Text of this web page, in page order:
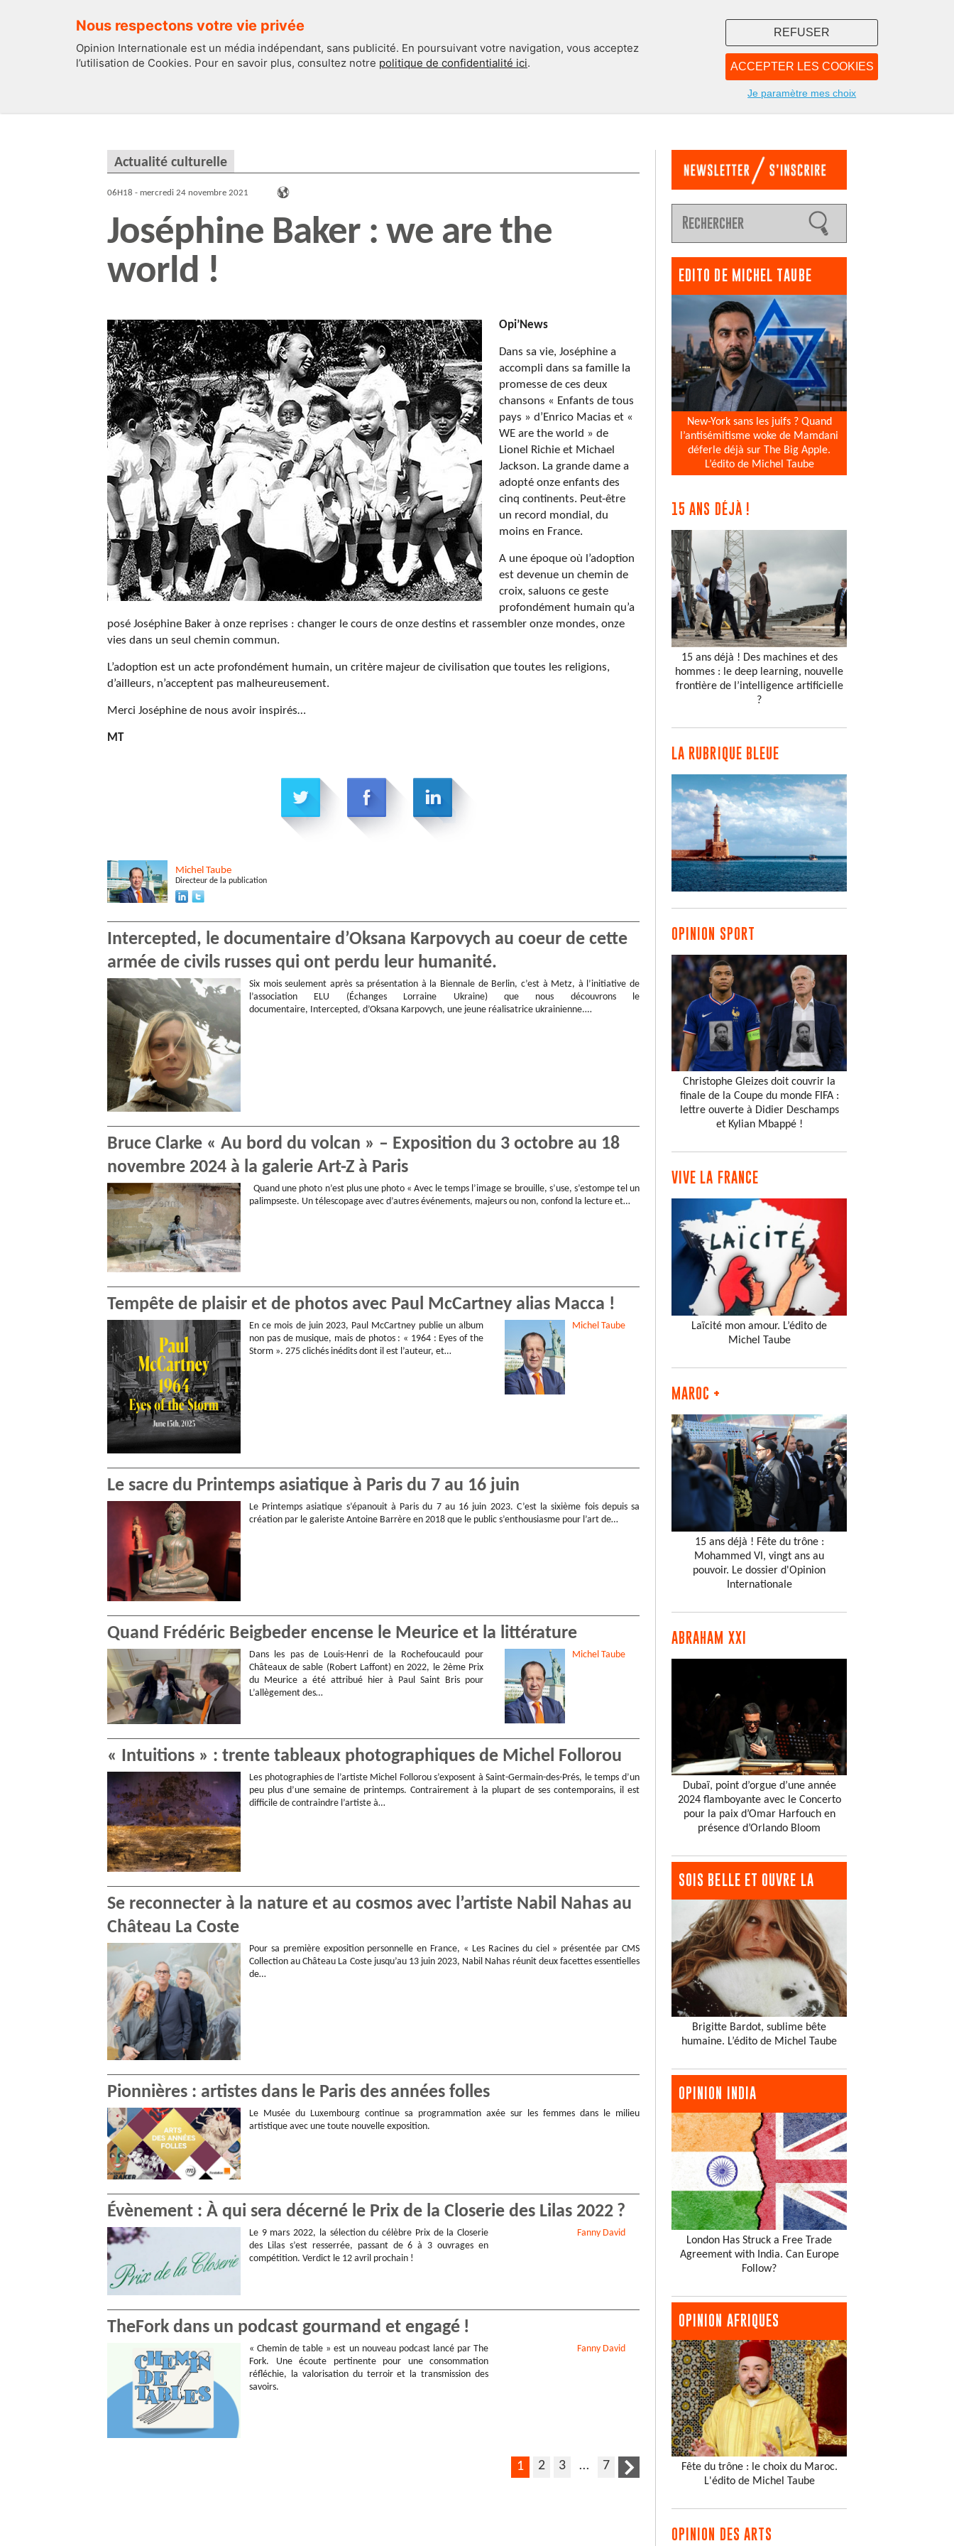
Nous respectons votre vie privée
Opinion Internationale est un média indépendant, sans publicité. En poursuivant votre navigation, vous acceptez
l’utilisation de Cookies. Pour en savoir plus, consultez notre politique de confidentialité ici. ACCEPTER LES COOKIES
REFUSER
Je paramètre mes choix
NOUS
Actualité culturelle
06H18 - mercredi 24 novembre 2021
Joséphine Baker : we are the
world !
Opi’News
Dans sa vie, Joséphine a
accompli dans sa famille la
promesse de ces deux
chansons « Enfants de tous
pays » d’Enrico Macias et «
WE are the world » de
Lionel Richie et Michael
Jackson. La grande dame a
adopté onze enfants des
cinq continents. Peut-être
un record mondial, du
moins en France.
A une époque où l’adoption
est devenue un chemin de
croix, saluons ce geste
profondément humain qu’a
posé Joséphine Baker à onze reprises : changer le cours de onze destins et rassembler onze mondes, onze
vies dans un seul chemin commun.
L’adoption est un acte profondément humain, un critère majeur de civilisation que toutes les religions,
d’ailleurs, n’acceptent pas malheureusement.
Merci Joséphine de nous avoir inspirés…
MT
Michel Taube
Directeur de la publication
Intercepted, le documentaire d’Oksana Karpovych au coeur de cette
armée de civils russes qui ont perdu leur humanité.
Six mois seulement après sa présentation à la Biennale de Berlin, c’est à Metz, à l’initiative de
l’association ELU (Échanges Lorraine Ukraine) que nous découvrons le
documentaire, Intercepted, d’Oksana Karpovych, une jeune réalisatrice ukrainienne.…
Bruce Clarke « Au bord du volcan » – Exposition du 3 octobre au 18
novembre 2024 à la galerie Art-Z à Paris
Quand une photo n’est plus une photo « Avec le temps l’image se brouille, s’use, s’estompe tel un
palimpseste. Un télescopage avec d’autres événements, majeurs ou non, confond la lecture et…
Tempête de plaisir et de photos avec Paul McCartney alias Macca !
En ce mois de juin 2023, Paul McCartney publie un album
non pas de musique, mais de photos : « 1964 : Eyes of the
Storm ». 275 clichés inédits dont il est l’auteur, et…
Michel Taube
Le sacre du Printemps asiatique à Paris du 7 au 16 juin
Le Printemps asiatique s’épanouit à Paris du 7 au 16 juin 2023. C’est la sixième fois depuis sa
création par le galeriste Antoine Barrère en 2018 que le public s’enthousiasme pour l’art de…
Quand Frédéric Beigbeder encense le Meurice et la littérature
Dans les pas de Louis-Henri de la Rochefoucauld pour
Châteaux de sable (Robert Laffont) en 2022, le 2ème Prix
du Meurice a été attribué hier à Paul Saint Bris pour
L’allègement des…
Michel Taube
« Intuitions » : trente tableaux photographiques de Michel Follorou
Les photographies de l’artiste Michel Follorou s’exposent à Saint-Germain-des-Prés, le temps d’un
peu plus d’une semaine de printemps. Contrairement à la plupart de ses contemporains, il est
difficile de contraindre l’artiste à…
Se reconnecter à la nature et au cosmos avec l’artiste Nabil Nahas au
Château La Coste
Pour sa première exposition personnelle en France, « Les Racines du ciel » présentée par CMS
Collection au Château La Coste jusqu’au 13 juin 2023, Nabil Nahas réunit deux facettes essentielles
de…
Pionnières : artistes dans le Paris des années folles
Le Musée du Luxembourg continue sa programmation axée sur les femmes dans le milieu
artistique avec une toute nouvelle exposition.
Évènement : À qui sera décerné le Prix de la Closerie des Lilas 2022 ?
Le 9 mars 2022, la sélection du célèbre Prix de la Closerie
des Lilas s’est resserrée, passant de 6 à 3 ouvrages en
compétition. Verdict le 12 avril prochain !
Fanny David
TheFork dans un podcast gourmand et engagé !
« Chemin de table » est un nouveau podcast lancé par The
Fork. Une écoute pertinente pour une consommation
réfléchie, la valorisation du terroir et la transmission des
savoirs.
Fanny David
1 2 3 … 7
EDITO DE MICHEL TAUBE
New-York sans les juifs ? Quand
l’antisémitisme woke de Mamdani
déferle déjà sur The Big Apple.
L’édito de Michel Taube
15 ANS DÉJÀ !
15 ans déjà ! Des machines et des
hommes : le deep learning, nouvelle
frontière de l’intelligence artificielle
?
LA RUBRIQUE BLEUE
OPINION SPORT
Christophe Gleizes doit couvrir la
finale de la Coupe du monde FIFA :
lettre ouverte à Didier Deschamps
et Kylian Mbappé !
VIVE LA FRANCE
Laïcité mon amour. L’édito de
Michel Taube
MAROC +
15 ans déjà ! Fête du trône :
Mohammed VI, vingt ans au
pouvoir. Le dossier d'Opinion
Internationale
ABRAHAM XXI
Dubaï, point d’orgue d’une année
2024 flamboyante avec le Concerto
pour la paix d’Omar Harfouch en
présence d’Orlando Bloom
SOIS BELLE ET OUVRE LA
Brigitte Bardot, sublime bête
humaine. L’édito de Michel Taube
OPINION INDIA
London Has Struck a Free Trade
Agreement with India. Can Europe
Follow?
OPINION AFRIQUES
Fête du trône : le choix du Maroc.
L'édito de Michel Taube
OPINION DES ARTS